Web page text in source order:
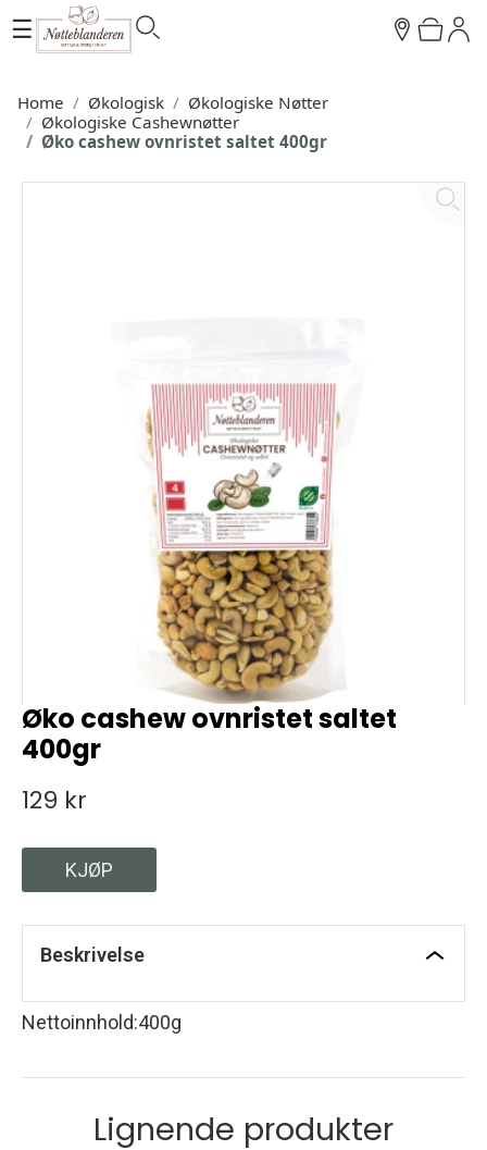
☰
Home Økologisk
Økologiske Nøtter
Økologiske Cashewnøtter
Øko cashew ovnristet saltet 400gr
Øko cashew ovnristet saltet
400gr
129 kr
KJØP
Beskrivelse
Nettoinnhold:400g
Lignende produkter